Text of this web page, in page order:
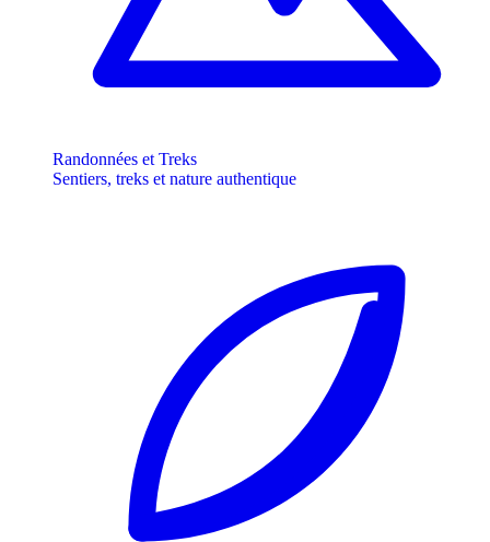
Randonnées et Treks
Sentiers, treks et nature authentique